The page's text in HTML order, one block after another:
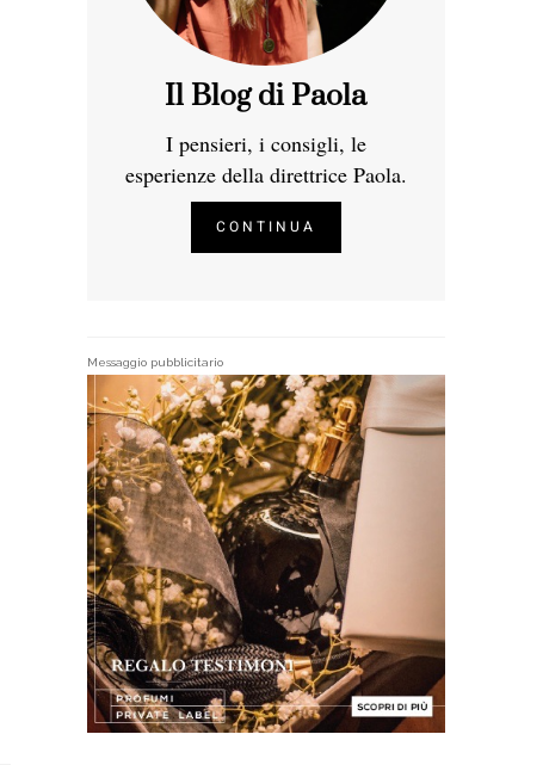
Il Blog di Paola
I pensieri, i consigli, le
esperienze della direttrice Paola.
CONTINUA
Messaggio pubblicitario